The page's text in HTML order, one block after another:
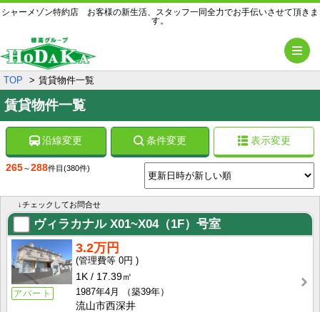
シャーメゾン特約店 お客様の新生活、スタッフ一同全力でお手伝いさせて頂きま
す。
TOP 賃貸物件一覧
賃貸物件一覧
沿線変更 条件変更 表示変更
265～288件目 (380件)
↓チェックしてお問合せ
ヴィラカナルX01~X04（1F）号室
アパート
3.2万円
0円
1K
17.39㎡
1987年4月
（築39年）
流山市西深井